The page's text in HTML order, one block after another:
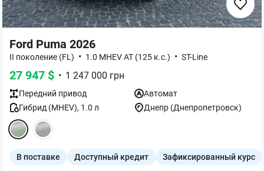
Ford Puma 2026
II поколение (FL) • 1.0 MHEV AT (125 к.с.) • ST-Line
27 947 $ • 1 247 000 грн
Передний привод
Автомат
Гибрид (MHEV), 1.0 л Днепр (Днепропетровск)
В поставке Доступный кредит Зафиксированный курс